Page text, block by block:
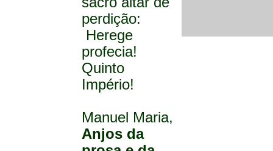
perdição:
Herege
profecia!
Quinto
Império!
Manuel Maria,
Anjos da